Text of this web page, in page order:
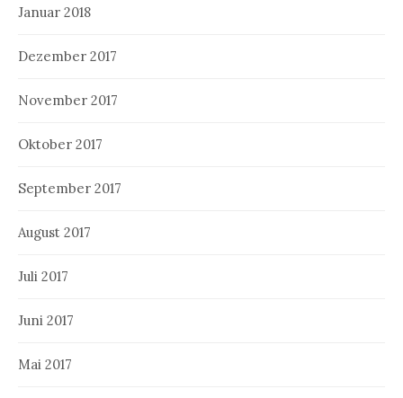
Januar 2018
Dezember 2017
November 2017
Oktober 2017
September 2017
August 2017
Juli 2017
Juni 2017
Mai 2017